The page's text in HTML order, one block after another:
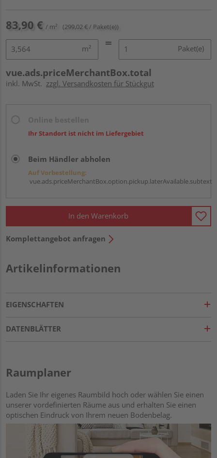
83,90 € / m² (299,02 € / Paket(e))
m² Paket(e)
vue.ads.priceMerchantBox.total
inkl. MwSt. zzgl. Versandkosten für Stückgut
Ihr Standort ist nicht im Liefergebiet
Beim Händler abholen
Auf Vorbestellung:
vue.ads.priceMerchantBox.option.pickup.laterAvailable.subtext
In den Warenkorb
Komplettangebot anfragen
Artikelinformationen
EIGENSCHAFTEN
DATENBLÄTTER
Raumplaner
Laden Sie Ihr eigenes Raumbild hoch oder wählen Sie einen
unserer vordefinierten Räume aus und erhalten Sie einen
optischen Eindruck von Ihrem neuen Bodenbelag.